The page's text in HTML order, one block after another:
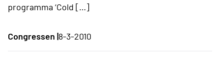
programma ‘Cold […]
Congressen |8-3-2010